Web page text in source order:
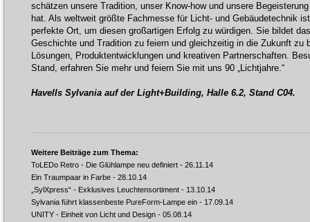
schätzen unsere Tradition, unser Know-how und unsere
hat. Als weltweit größte Fachmesse für Licht- und Gebäudetechnik
perfekte Ort, um diesen großartigen Erfolg zu würdigen. Sie bildet
Geschichte und Tradition zu feiern und gleichzeitig in die Zukunft zu
Lösungen, Produktentwicklungen und kreativen Partnerschaften.
Stand, erfahren Sie mehr und feiern Sie mit uns 90 „Lichtjahre.“
Havells Sylvania auf der Light+Building, Halle 6.2, Stand C04.
Weitere Beiträge zum Thema:
ToLEDo Retro - Die Glühlampe neu definiert - 26.11.14
Ein Traumpaar in Farbe - 28.10.14
„SylXpress“ - Exklusives Leuchtensortiment - 13.10.14
Sylvania führt klassenbeste PureForm-Lampe ein - 17.09.14
UNITY - Einheit von Licht und Design - 05.08.14